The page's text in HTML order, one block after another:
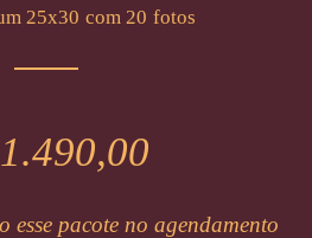
25x30 com 20 fotos
esse pacote no agendamento